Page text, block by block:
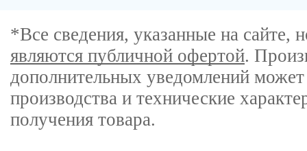
*Все сведения, указанные на
являются публичной офертой.
дополнительных уведомлений
производства и технические
получения товара.